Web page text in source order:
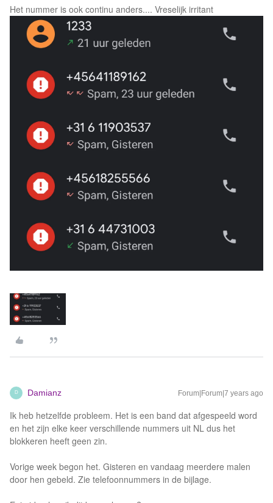
Het nummer is ook continu anders.... Vreselijk irritant
D Damianz Forum|Forum|7 years ago
Ik heb hetzelfde probleem. Het is een band dat afgespeeld word
en het zijn elke keer verschillende nummers uit NL dus het
blokkeren heeft geen zin.
Vorige week begon het. Gisteren en vandaag meerdere malen
door hen gebeld. Zie telefoonnummers in de bijlage.